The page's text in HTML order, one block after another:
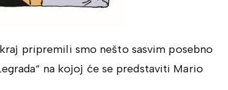
pripremili smo nešto sasvim posebno
na kojoj će se predstaviti Mario